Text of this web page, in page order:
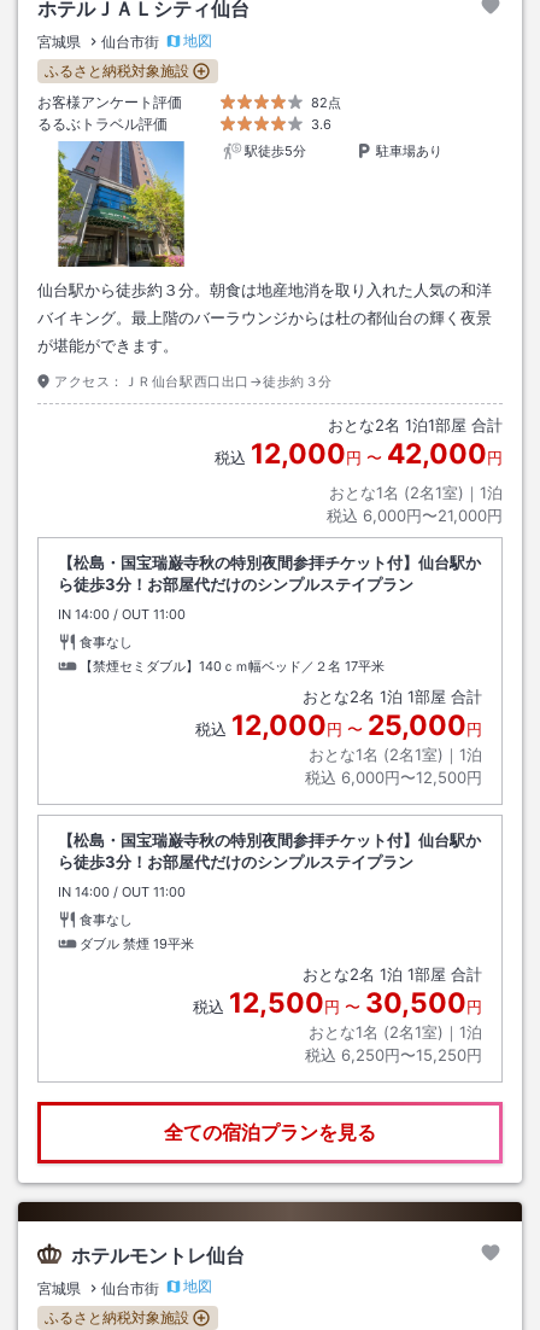
ホテルＪＡＬシティ仙台
宮城県 仙台市街
地図
ふるさと納税対象施設
お客様アンケート評価
82点
るるぶトラベル評価
3.6
駅徒歩5分
駐車場あり
仙台駅から徒歩約３分。朝食は地産地消を取り入れた人気の和洋
バイキング。最上階のバーラウンジからは杜の都仙台の輝く夜景
が堪能ができます。
アクセス： ＪＲ仙台駅西口出口→徒歩約３分
おとな2名 1泊1部屋 合計
税込 12,000円 〜 42,000円
おとな1名 (2名1室)｜ 1泊
税込 6,000円〜21,000円
【松島・国宝瑞巌寺秋の特別夜間参拝チケット付】仙台駅か
ら徒歩3分！お部屋代だけのシンプルステイプラン
IN チェックイン
14:00 / OUT チェックアウト
11:00
食事なし
【禁煙セミダブル】140ｃｍ幅ベッド／２名 17平米
おとな2名 1泊 1部屋 合計
税込 12,000円 〜 25,000円
おとな1名 (2名1室)｜ 1泊
税込 6,000円〜12,500円
【松島・国宝瑞巌寺秋の特別夜間参拝チケット付】仙台駅か
ら徒歩3分！お部屋代だけのシンプルステイプラン
IN チェックイン
14:00 / OUT チェックアウト
11:00
食事なし
ダブル 禁煙 19平米
おとな2名 1泊 1部屋 合計
税込 12,500円 〜 30,500円
おとな1名 (2名1室)｜ 1泊
税込 6,250円〜15,250円
全ての宿泊プランを見る
ホテルモントレ仙台
宮城県 仙台市街
地図
ふるさと納税対象施設